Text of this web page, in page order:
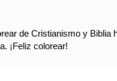
de Cristianismo y Biblia
¡Feliz colorear!